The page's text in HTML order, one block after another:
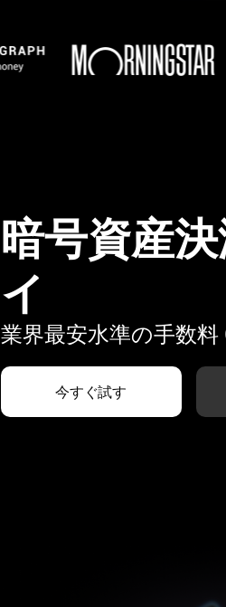
暗号資産
イ
業界最安水準の手数
今すぐ試す